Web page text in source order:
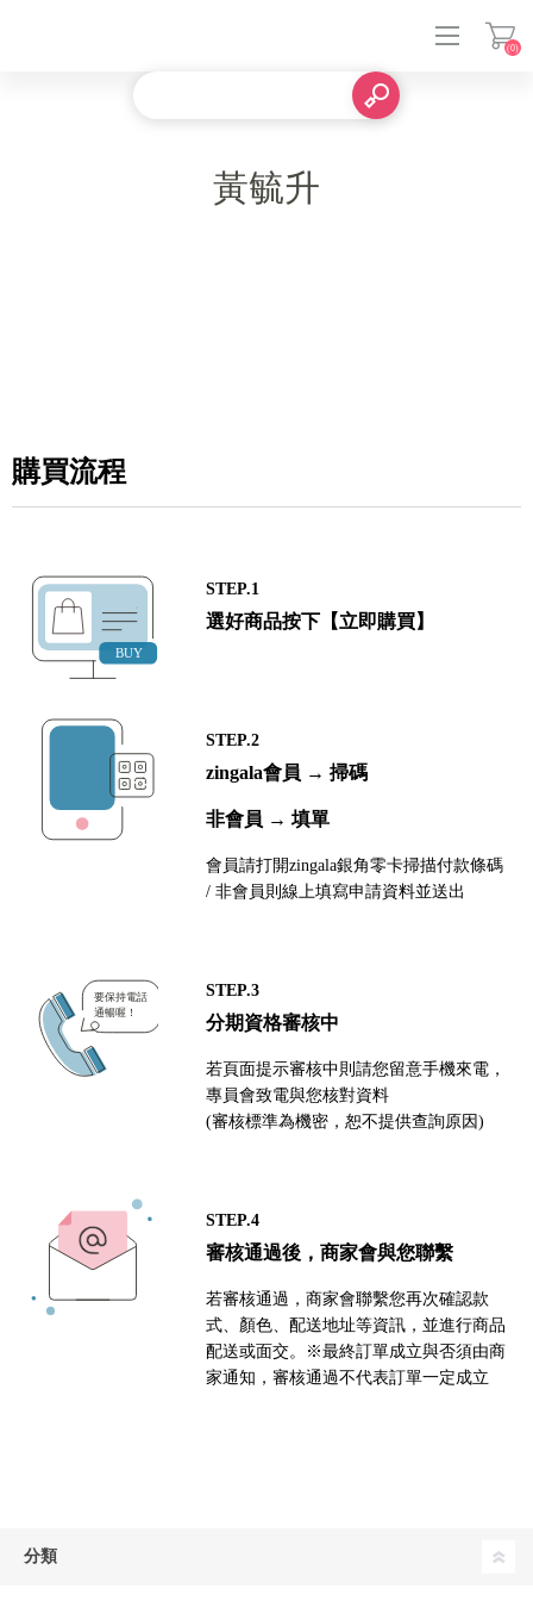
(0)
黃毓升
購買流程
STEP.1
選好商品按下【立即購買】
STEP.2
zingala會員 → 掃碼
非會員 → 填單
會員請打開zingala銀角零卡掃描付款條碼
/ 非會員則線上填寫申請資料並送出
STEP.3
分期資格審核中
若頁面提示審核中則請您留意手機來電，
專員會致電與您核對資料
(審核標準為機密，恕不提供查詢原因)
STEP.4
審核通過後，商家會與您聯繫
若審核通過，商家會聯繫您再次確認款
式、顏色、配送地址等資訊，並進行商品
配送或面交。※最終訂單成立與否須由商
家通知，審核通過不代表訂單一定成立
分類